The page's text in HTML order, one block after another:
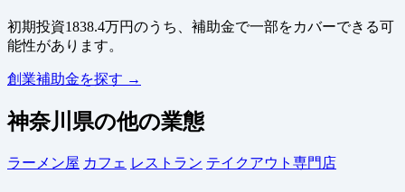
初期投資1838.4万円のうち、補助金で一部をカバーできる可
能性があります。
創業補助金を探す →
神奈川県の他の業態
ラーメン屋 カフェ レストラン テイクアウト専門店